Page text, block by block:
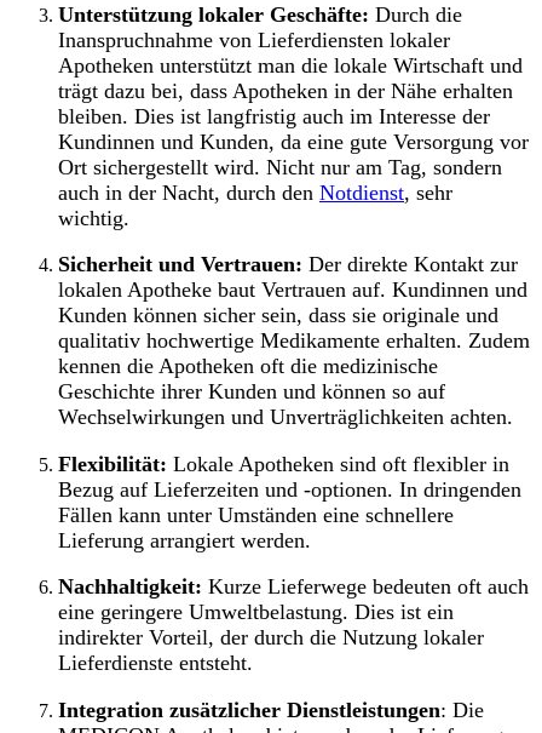
Unterstützung lokaler Geschäfte: Durch die
Inanspruchnahme von Lieferdiensten lokaler
Apotheken unterstützt man die lokale Wirtschaft und
trägt dazu bei, dass Apotheken in der Nähe erhalten
bleiben. Dies ist langfristig auch im Interesse der
Kundinnen und Kunden, da eine gute Versorgung vor
Ort sichergestellt wird. Nicht nur am Tag, sondern
auch in der Nacht, durch den Notdienst, sehr
wichtig.
Sicherheit und Vertrauen: Der direkte Kontakt zur
lokalen Apotheke baut Vertrauen auf. Kundinnen und
Kunden können sicher sein, dass sie originale und
qualitativ hochwertige Medikamente erhalten. Zudem
kennen die Apotheken oft die medizinische
Geschichte ihrer Kunden und können so auf
Wechselwirkungen und Unverträglichkeiten achten.
Flexibilität: Lokale Apotheken sind oft flexibler in
Bezug auf Lieferzeiten und -optionen. In dringenden
Fällen kann unter Umständen eine schnellere
Lieferung arrangiert werden.
Nachhaltigkeit: Kurze Lieferwege bedeuten oft auch
eine geringere Umweltbelastung. Dies ist ein
indirekter Vorteil, der durch die Nutzung lokaler
Lieferdienste entsteht.
Integration zusätzlicher Dienstleistungen: Die